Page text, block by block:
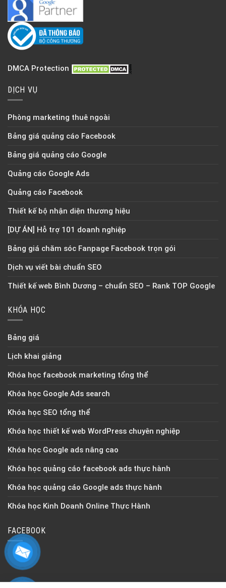
DMCA Protection
DỊCH VỤ
Phòng marketing thuê ngoài
Bảng giá quảng cáo Facebook
Bảng giá quảng cáo Google
Quảng cáo Google Ads
Quảng cáo Facebook
Thiết kế bộ nhận diện thương hiệu
[DỰ ÁN] Hỗ trợ 101 doanh nghiệp
Bảng giá chăm sóc Fanpage Facebook trọn gói
Dịch vụ viết bài chuẩn SEO
Thiết kế web Bình Dương – chuẩn SEO – Rank TOP Google
KHÓA HỌC
Bảng giá
Lịch khai giảng
Khóa học facebook marketing tổng thể
Khóa học Google Ads search
Khóa học SEO tổng thể
Khóa học thiết kế web WordPress chuyên nghiệp
Khóa học Google ads nâng cao
Khóa học quảng cáo facebook ads thực hành
Khóa học quảng cáo Google ads thực hành
Khóa học Kinh Doanh Online Thực Hành
FACEBOOK